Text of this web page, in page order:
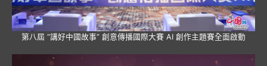
第八屆 “講好中國故事” 創意傳播國際大賽 AI 創作主題賽全面啟動